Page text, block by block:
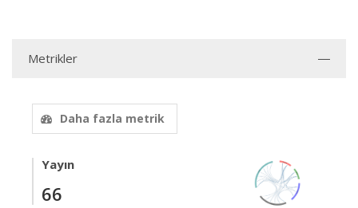
Metrikler
Daha fazla metrik
Yayın
66